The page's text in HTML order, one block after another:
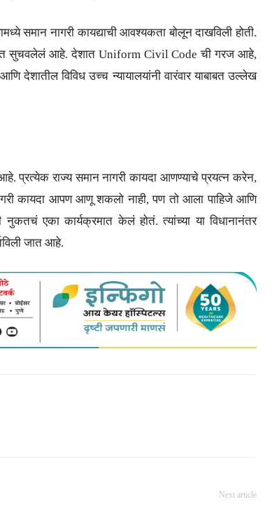
समान नागरी कायद्याची आवश्यकता बोलून दाखविली होती.
सुचवलेलं आहे. देशात Uniform Civil Code ची गरज आहे,
देशातील विविध उच्च न्यायालयांनी वारंवार याबाबत उल्लेख
प्रत्येक राज्य समान नागरी कायदा आणण्याचे प्रयत्न करेन,
कायदा आपण आणू शकलो नाही, पण तो आला पाहिजे आणि
एका कार्यक्रमात केलं होतं. त्यांच्या या विधानानंतर
जात आहे.
Next article